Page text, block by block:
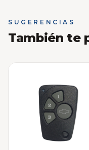
SUGERENCIAS
También te